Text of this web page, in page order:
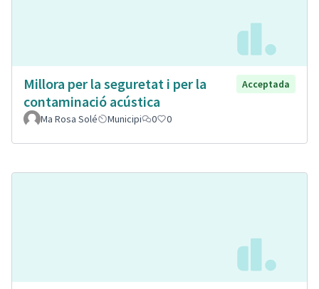
Millora per la seguretat i per la
contaminació acústica
Acceptada
Ma Rosa Solé Municipi 0 0